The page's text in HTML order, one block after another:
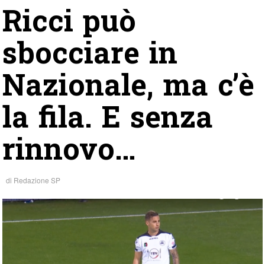
Ricci può
sbocciare in
Nazionale, ma c’è
la fila. E senza
rinnovo…
di Redazione SP